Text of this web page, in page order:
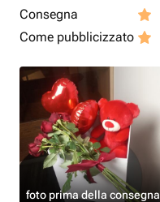
Consegna
Come pubblicizzato
foto prima della consegna